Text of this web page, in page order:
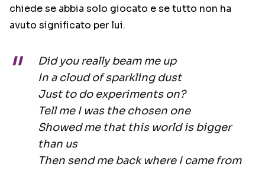
chiede se abbia solo giocato e se tutto non ha
avuto significato per lui.
Did you really beam me up
In a cloud of sparkling dust
Just to do experiments on?
Tell me I was the chosen one
Showed me that this world is bigger
than us
Then send me back where I came from